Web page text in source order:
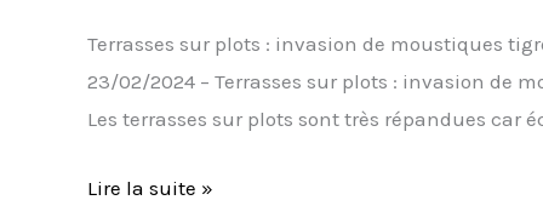
Terrasses sur plots : invasion de moustiques
23/02/2024 – Terrasses sur plots : invasion de
Les terrasses sur plots sont très répandues car
Lire la suite »